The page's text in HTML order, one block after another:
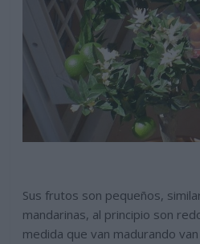
Sus frutos son pequeños,
mandarinas, al principio son
medida que van madurando